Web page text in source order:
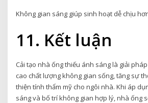
Không gian sáng giúp sinh hoạt dễ chịu
11. Kết luận
Cải tạo nhà ống thiếu ánh sáng là giải
cao chất lượng không gian sống, tăng sự
thiện tính thẩm mỹ cho ngôi nhà. Khi áp
sáng và bố trí không gian hợp lý, nhà ống